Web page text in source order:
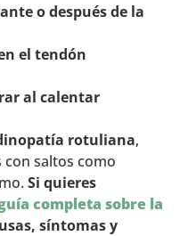
o después de la
el tendón
al calentar
rotuliana,
saltos como
Si quieres
completa sobre la
síntomas y